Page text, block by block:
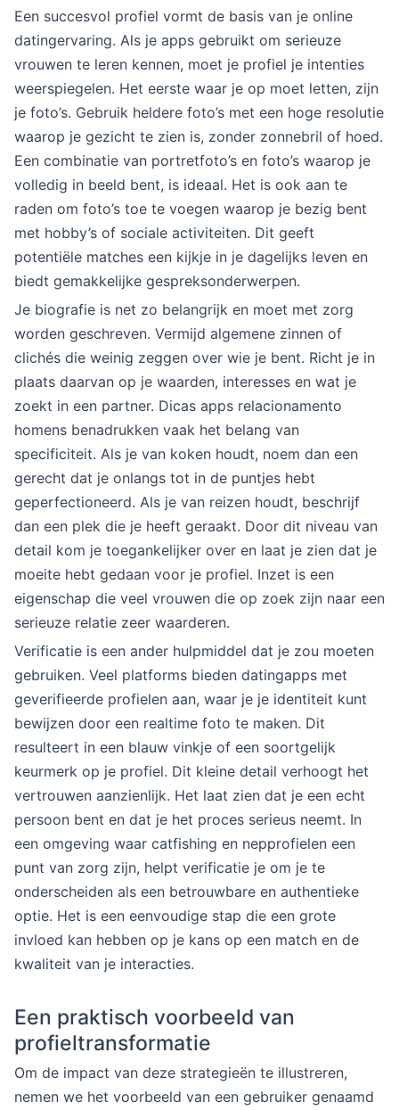
Een succesvol profiel vormt de basis van je online
datingervaring. Als je apps gebruikt om serieuze
vrouwen te leren kennen, moet je profiel je intenties
weerspiegelen. Het eerste waar je op moet letten, zijn
je foto’s. Gebruik heldere foto’s met een hoge resolutie
waarop je gezicht te zien is, zonder zonnebril of hoed.
Een combinatie van portretfoto’s en foto’s waarop je
volledig in beeld bent, is ideaal. Het is ook aan te
raden om foto’s toe te voegen waarop je bezig bent
met hobby’s of sociale activiteiten. Dit geeft
potentiële matches een kijkje in je dagelijks leven en
biedt gemakkelijke gespreksonderwerpen.
Je biografie is net zo belangrijk en moet met zorg
worden geschreven. Vermijd algemene zinnen of
clichés die weinig zeggen over wie je bent. Richt je in
plaats daarvan op je waarden, interesses en wat je
zoekt in een partner. Dicas apps relacionamento
homens benadrukken vaak het belang van
specificiteit. Als je van koken houdt, noem dan een
gerecht dat je onlangs tot in de puntjes hebt
geperfectioneerd. Als je van reizen houdt, beschrijf
dan een plek die je heeft geraakt. Door dit niveau van
detail kom je toegankelijker over en laat je zien dat je
moeite hebt gedaan voor je profiel. Inzet is een
eigenschap die veel vrouwen die op zoek zijn naar een
serieuze relatie zeer waarderen.
Verificatie is een ander hulpmiddel dat je zou moeten
gebruiken. Veel platforms bieden datingapps met
geverifieerde profielen aan, waar je je identiteit kunt
bewijzen door een realtime foto te maken. Dit
resulteert in een blauw vinkje of een soortgelijk
keurmerk op je profiel. Dit kleine detail verhoogt het
vertrouwen aanzienlijk. Het laat zien dat je een echt
persoon bent en dat je het proces serieus neemt. In
een omgeving waar catfishing en nepprofielen een
punt van zorg zijn, helpt verificatie je om je te
onderscheiden als een betrouwbare en authentieke
optie. Het is een eenvoudige stap die een grote
invloed kan hebben op je kans op een match en de
kwaliteit van je interacties.
Een praktisch voorbeeld van
profieltransformatie
Om de impact van deze strategieën te illustreren,
nemen we het voorbeeld van een gebruiker genaamd